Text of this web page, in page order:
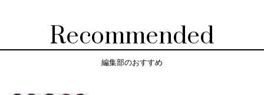
Recommended
編集部のおすすめ